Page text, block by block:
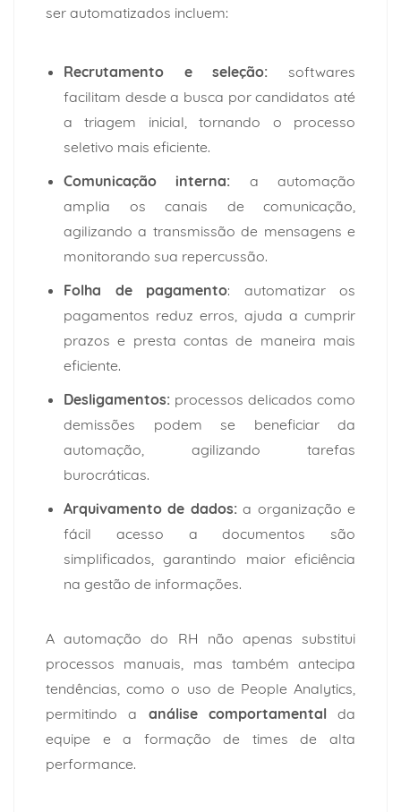
ser automatizados incluem:
Recrutamento e seleção: softwares
facilitam desde a busca por candidatos até
a triagem inicial, tornando o processo
seletivo mais eficiente.
Comunicação interna: a automação
amplia os canais de comunicação,
agilizando a transmissão de mensagens e
monitorando sua repercussão.
Folha de pagamento: automatizar os
pagamentos reduz erros, ajuda a cumprir
prazos e presta contas de maneira mais
eficiente.
Desligamentos: processos delicados como
demissões podem se beneficiar da
automação, agilizando tarefas
burocráticas.
Arquivamento de dados:a organização e
fácil acesso a documentos são
simplificados, garantindo maior eficiência
na gestão de informações.
Aautomação do RH não apenas substitui
processos manuais, mas também antecipa
tendências, como o uso de People Analytics,
permitindo a análise comportamental da
equipe e a formação de times de alta
performance.